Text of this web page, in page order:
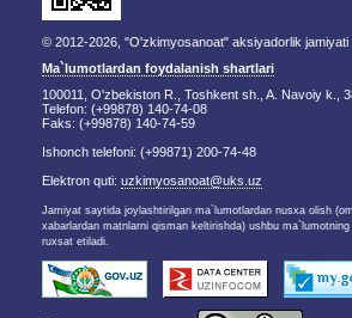
© 2012-2026, "O'zkimyosanoat" aksiyadorlik jamiyati
Ma`lumotlardan foydalanish shartlari
100011, O'zbekiston R., Toshkent sh., A. Navoiy k.,
Telefon: (+99878) 140-74-08
Faks: (+99878) 140-74-59
Ishonch telefoni: (+99871) 200-74-48
Elektron quti: uzkimyosanoat@uks.uz
Jamiyat saytida joylashtirilgan ma`lumotlardan nusxa olish
xabarlardan matnlarni qisman keltirishda) ushbu
ruxsat etiladi.